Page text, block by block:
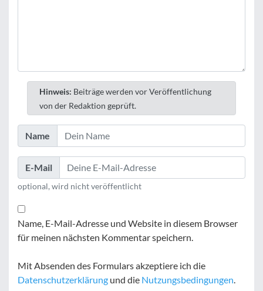
Hinweis: Beiträge werden vor Veröffentlichung
von der Redaktion geprüft.
Name
E-Mail
optional, wird nicht veröffentlicht
Name, E-Mail-Adresse und Website in diesem Browser
für meinen nächsten Kommentar speichern.
Mit Absenden des Formulars akzeptiere ich die
Datenschutzerklärung und die Nutzungsbedingungen